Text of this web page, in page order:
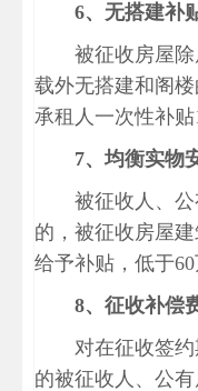
6、无搭建补
被征收房屋
载外无搭建和阁
承租人一次性补贴
7、均衡实物
被征收人、
的，被征收房屋
给予补贴，低于60
8、 征收补偿
对在征收签
的被征收人、公